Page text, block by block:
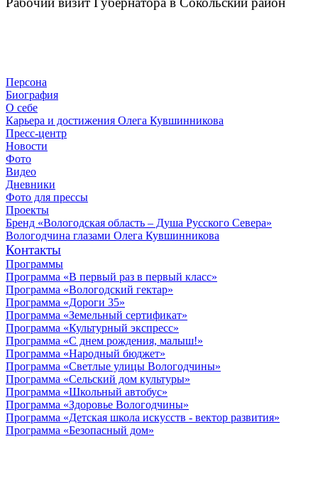
Персона
Биография
О себе
Карьера и достижения Олега Кувшинникова
Пресс-центр
Новости
Фото
Видео
Дневники
Фото для прессы
Проекты
Бренд «Вологодская область – Душа Русского Севера»
Вологодчина глазами Олега Кувшинникова
Контакты
Программы
Программа «В первый раз в первый класс»
Программа «Вологодский гектар»
Программа «Дороги 35»
Программа «Земельный сертификат»
Программа «Культурный экспресс»
Программа «С днем рождения, малыш!»
Программа «Народный бюджет»
Программа «Светлые улицы Вологодчины»
Программа «Сельский дом культуры»
Программа «Школьный автобус»
Программа «Здоровье Вологодчины»
Программа «Детская школа искусств - вектор развития»
Программа «Безопасный дом»